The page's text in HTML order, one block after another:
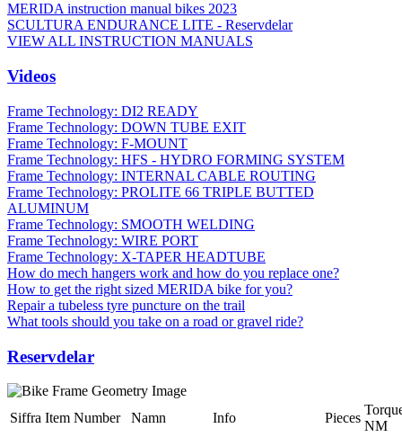
MERIDA instruction manual bikes 2023
SCULTURA ENDURANCE LITE - Reservdelar
VIEW ALL INSTRUCTION MANUALS
Videos
Frame Technology: DI2 READY
Frame Technology: DOWN TUBE EXIT
Frame Technology: F-MOUNT
Frame Technology: HFS - HYDRO FORMING SYSTEM
Frame Technology: INTERNAL CABLE ROUTING
Frame Technology: PROLITE 66 TRIPLE BUTTED
ALUMINUM
Frame Technology: SMOOTH WELDING
Frame Technology: WIRE PORT
Frame Technology: X-TAPER HEADTUBE
How do mech hangers work and how do you replace one?
How to get the right sized MERIDA bike for you?
Repair a tubeless tyre puncture on the trail
What tools should you take on a road or gravel ride?
Reservdelar
Siffra Item Number Namn Info Pieces
NM